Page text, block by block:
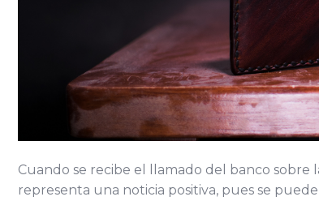
Cuando se recibe el llamado del banco
representa una noticia positiva, pues se